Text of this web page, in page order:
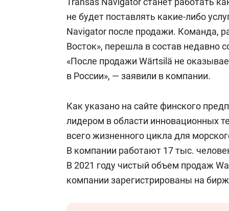
не будет поставлять какие-либо
Navigator после продажи. Команда,
Восток», перешла в состав недавно
«После продажи Wärtsilä не
в России», — заявили в компании.
Как указано на сайте финского
лидером в области инновационных
всего жизненного цикла для
В компании работают 17 тыс.
В 2021 году чистый объем продаж
компании зарегистрированы на